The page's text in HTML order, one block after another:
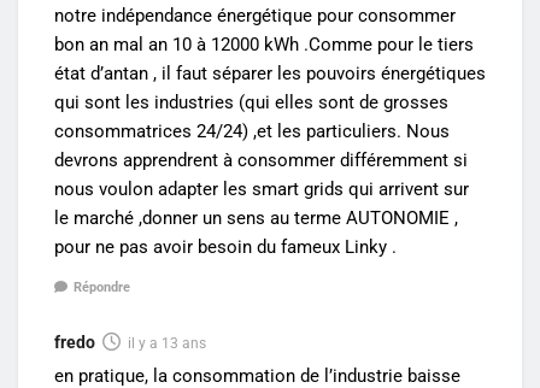
notre indépendance énergétique pour consommer
bon an mal an 10 à 12000 kWh .Comme pour le tiers
état d’antan , il faut séparer les pouvoirs énergétiques
qui sont les industries (qui elles sont de grosses
consommatrices 24/24) ,et les particuliers. Nous
devrons apprendrent à consommer différemment si
nous voulon adapter les smart grids qui arrivent sur
le marché ,donner un sens au terme AUTONOMIE ,
pour ne pas avoir besoin du fameux Linky .
Répondre
fredo il y a 13 ans
en pratique, la consommation de l’industrie baisse